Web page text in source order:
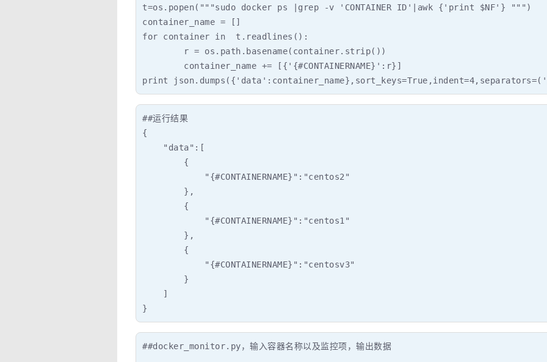
t=os.popen("""sudo docker ps |grep -v 'CONTAINER ID'|awk {'print $NF'} """)
container_name = []
for container in  t.readlines():
        r = os.path.basename(container.strip())
        container_name += [{'{#CONTAINERNAME}':r}]
print
##运行结果
{
    "data":[
        {
            "{#CONTAINERNAME}":"centos2"
        },
        {
            "{#CONTAINERNAME}":"centos1"
        },
        {
            "{#CONTAINERNAME}":"centosv3"
        }
    ]
}
##docker_monitor.py，输入容器名称以及监控项，输出数据